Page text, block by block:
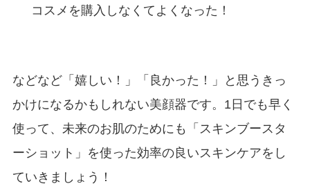
コスメを購入しなくてよくなった！
などなど「嬉しい！」「良かった！」と思うきっ
かけになるかもしれない美顔器です。1日でも早く
使って、未来のお肌のためにも「スキンブースタ
ーショット」を使った効率の良いスキンケアをし
ていきましょう！